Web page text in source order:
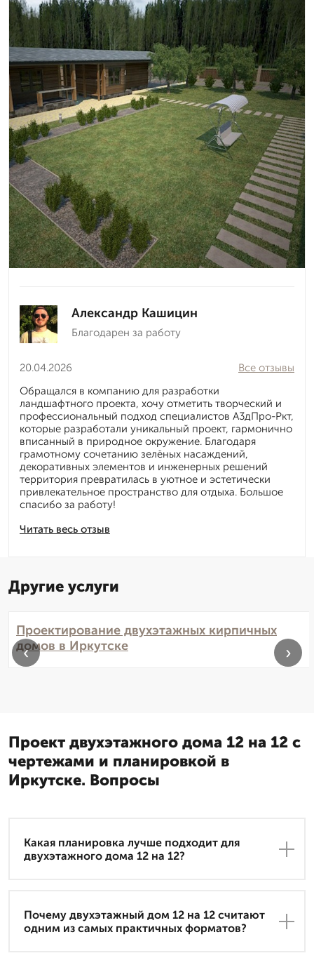
Александр Кашицин
Благодарен за работу
20.04.2026
Читать весь отзыв
Все отзывы
Обращался в компанию для разработки
ландшафтного проекта, хочу отметить творческий и
профессиональный подход специалистов А3дПро-Ркт,
которые разработали уникальный проект, гармонично
вписанный в природное окружение. Благодаря
грамотному сочетанию зелёных насаждений,
декоративных элементов и инженерных решений
территория превратилась в уютное и эстетически
привлекательное пространство для отдыха. Большое
спасибо за работу!
Другие услуги
Проектирование двухэтажных кирпичных
домов в Иркутске
‹ ›
Проект двухэтажного дома 12 на 12 с
чертежами и планировкой в
Иркутске. Вопросы
Какая планировка лучше подходит для
двухэтажного дома 12 на 12?
Почему двухэтажный дом 12 на 12 считают
одним из самых практичных форматов?